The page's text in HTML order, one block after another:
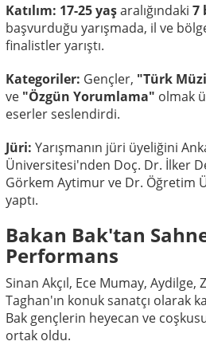
Katılım: 17-25 yaşaralığındaki 7
başvurduğu yarışmada, il ve
finalistler yarıştı.
Kategoriler: Gençler, "Türk
ve "Özgün Yorumlama" olmak
eserler seslendirdi.
Jüri: Yarışmanın jüri üyeliğini
Üniversitesi'nden Doç. Dr. İlker
Görkem Aytimur ve Dr. Öğretim
yaptı.
Bakan Bak'tan
Performans
Sinan Akçıl, Ece Mumay, Aydilge,
Taghan'ın konuk sanatçı olarak
Bak gençlerin heyecan ve
ortak oldu.